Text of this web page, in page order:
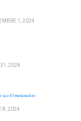
1, 2024
2024
Luz Elena González
8, 2024